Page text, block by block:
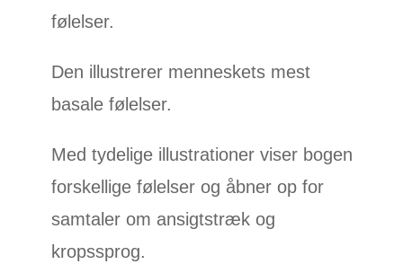
følelser.
Den illustrerer menneskets mest
basale følelser.
Med tydelige illustrationer viser bogen
forskellige følelser og åbner op for
samtaler om ansigtstræk og
kropssprog.